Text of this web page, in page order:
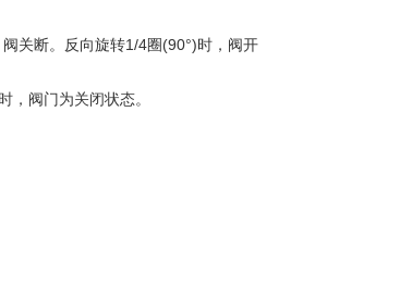
关断。反向旋转1/4圈(90°)时，阀开
，阀门为关闭状态。